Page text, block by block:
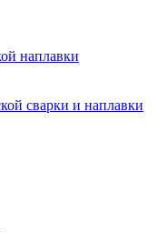
наплавки
сварки и наплавки